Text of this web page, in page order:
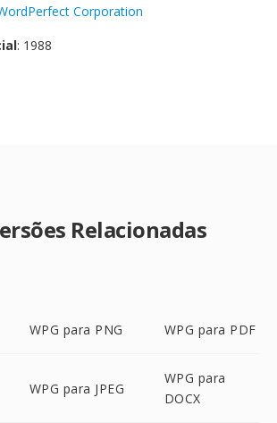
Corporation
: 1988
Relacionadas
WPG para PNG WPG para PDF
WPG para JPEG
WPG para
DOCX